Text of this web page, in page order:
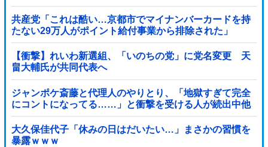
共産党「これは酷い…京都市でマイナンバーカードを持
たない29万人がポイント給付事業から排除された」
【衝撃】れいわ新選組、「いのちの党」に党名変更 天
畠大輔氏が共同代表へ
ジャンポケ斎藤と代理人のやりとり、「地獄すぎて完全
にコントになってる……」と衝撃を受ける人が続出中他
大久保佳代子「休みの日はだいたい…」まさかの習慣を
暴露ｗｗｗ